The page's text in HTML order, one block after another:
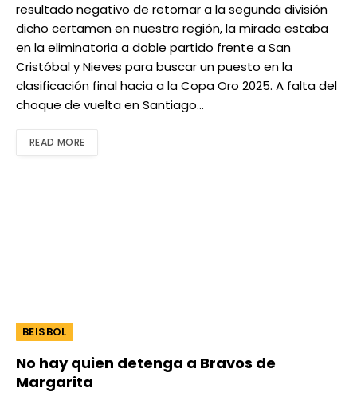
resultado negativo de retornar a la segunda división
dicho certamen en nuestra región, la mirada estaba
en la eliminatoria a doble partido frente a San
Cristóbal y Nieves para buscar un puesto en la
clasificación final hacia a la Copa Oro 2025. A falta del
choque de vuelta en Santiago…
READ MORE
BEISBOL
No hay quien detenga a Bravos de
Margarita